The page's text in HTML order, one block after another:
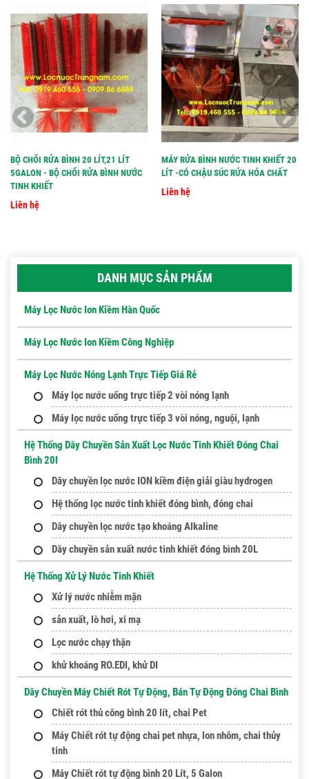
BỘ CHỔI RỬA BÌNH 20 LÍT,21 LÍT
5GALON - BỘ CHỔI RỬA BÌNH NƯỚC
TINH KHIẾT
Liên hệ
MÁY RỬA BÌNH NƯỚC TINH KHIẾT 20
LÍT -CÓ CHẬU SÚC RỬA HÓA CHẤT
Liên hệ
DANH MỤC SẢN PHẨM
Máy Lọc Nước Ion Kiềm Hàn Quốc
Máy Lọc Nước Ion Kiềm Công Nghiệp
Máy Lọc Nước Nóng Lạnh Trực Tiếp Giá Rẻ
Máy lọc nước uống trực tiếp 2 vòi nóng lạnh
Máy lọc nước uống trực tiếp 3 vòi nóng, nguội, lạnh
Hệ Thống Dây Chuyền Sản Xuất Lọc Nước Tinh Khiết Đóng Chai
Bình 20l
Dây chuyền lọc nước ION kiềm điện giải giàu hydrogen
Hệ thống lọc nước tinh khiết đóng bình, đóng chai
Dây chuyền lọc nước tạo khoáng Alkaline
Dây chuyền sản xuất nước tinh khiết đóng bình 20L
Hệ Thống Xử Lý Nước Tinh Khiết
Xử lý nước nhiễm mặn
sản xuất, lò hơi, xi mạ
Lọc nước chạy thận
khử khoáng RO.EDI, khử DI
Dây Chuyền Máy Chiết Rót Tự Động, Bán Tự Động Đóng Chai Bình
Chiết rót thủ công bình 20 lít, chai Pet
Máy Chiết rót tự động chai pet nhựa, lon nhôm, chai thủy
tinh
Máy Chiết rót tự động bình 20 Lít, 5 Galon